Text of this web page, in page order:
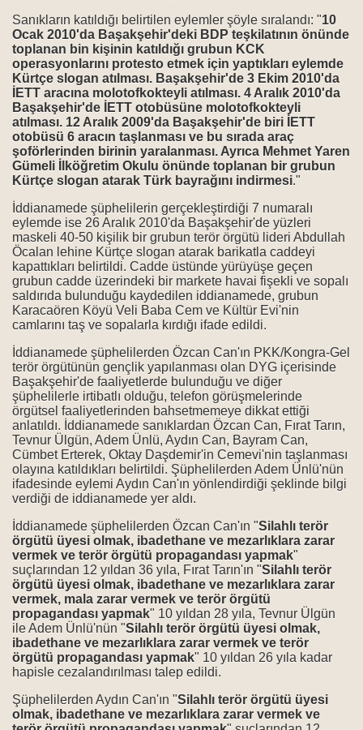
Sanıkların katıldığı belirtilen eylemler şöyle sıralandı: "10
Ocak 2010'da Başakşehir'deki BDP teşkilatının önünde
toplanan bin kişinin katıldığı grubun KCK
operasyonlarını protesto etmek için yaptıkları eylemde
Kürtçe slogan atılması. Başakşehir'de 3 Ekim 2010'da
İETT aracına molotofkokteyli atılması. 4 Aralık 2010'da
Başakşehir'de İETT otobüsüne molotofkokteyli
atılması. 12 Aralık 2009'da Başakşehir'de biri İETT
otobüsü 6 aracın taşlanması ve bu sırada araç
şoförlerinden birinin yaralanması. Ayrıca Mehmet Yaren
Gümeli İlköğretim Okulu önünde toplanan bir grubun
Kürtçe slogan atarak Türk bayrağını indirmesi."
İddianamede şüphelilerin gerçekleştirdiği 7 numaralı
eylemde ise 26 Aralık 2010'da Başakşehir'de yüzleri
maskeli 40-50 kişilik bir grubun terör örgütü lideri Abdullah
Öcalan lehine Kürtçe slogan atarak barikatla caddeyi
kapattıkları belirtildi. Cadde üstünde yürüyüşe geçen
grubun cadde üzerindeki bir markete havai fişekli ve sopalı
saldırıda bulunduğu kaydedilen iddianamede, grubun
Karacaören Köyü Veli Baba Cem ve Kültür Evi'nin
camlarını taş ve sopalarla kırdığı ifade edildi.
İddianamede şüphelilerden Özcan Can'ın PKK/Kongra-Gel
terör örgütünün gençlik yapılanması olan DYG içerisinde
Başakşehir'de faaliyetlerde bulunduğu ve diğer
şüphelilerle irtibatlı olduğu, telefon görüşmelerinde
örgütsel faaliyetlerinden bahsetmemeye dikkat ettiği
anlatıldı. İddianamede sanıklardan Özcan Can, Fırat Tarın,
Tevnur Ülgün, Adem Ünlü, Aydın Can, Bayram Can,
Cümbet Erterek, Oktay Daşdemir'in Cemevi'nin taşlanması
olayına katıldıkları belirtildi. Şüphelilerden Adem Ünlü'nün
ifadesinde eylemi Aydın Can'ın yönlendirdiği şeklinde bilgi
verdiği de iddianamede yer aldı.
İddianamede şüphelilerden Özcan Can'ın "Silahlı terör
örgütü üyesi olmak, ibadethane ve mezarlıklara zarar
vermek ve terör örgütü propagandası yapmak"
suçlarından 12 yıldan 36 yıla, Fırat Tarın'ın "Silahlı terör
örgütü üyesi olmak, ibadethane ve mezarlıklara zarar
vermek, mala zarar vermek ve terör örgütü
propagandası yapmak" 10 yıldan 28 yıla, Tevnur Ülgün
ile Adem Ünlü'nün "Silahlı terör örgütü üyesi olmak,
ibadethane ve mezarlıklara zarar vermek ve terör
örgütü propagandası yapmak" 10 yıldan 26 yıla kadar
hapisle cezalandırılması talep edildi.
Şüphelilerden Aydın Can'ın "Silahlı terör örgütü üyesi
olmak, ibadethane ve mezarlıklara zarar vermek ve
Anlar?
Alevi gence linç girişimi
kaldı
aydır işleme konulmuyor
okuyucusuna tepki gösterdi
nedeniyle işten çıkardılar!
Sekse Benzetti!
dolu manşet
saldırı